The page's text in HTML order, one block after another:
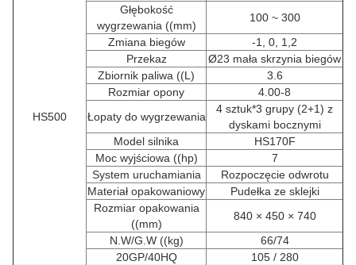
HS500
Głębokość
wygrzewania ((mm)
100 ~ 300
Zmiana biegów
-1, 0, 1,2
Przekaz
Ø23 mała skrzynia biegów
Zbiornik paliwa ((L)
3.6
Rozmiar opony
4.00-8
Łopaty do wygrzewania
4 sztuk*3 grupy (2+1) z
dyskami bocznymi
Model silnika
HS170F
Moc wyjściowa ((hp)
7
System uruchamiania
Rozpoczęcie odwrotu
Materiał opakowaniowy
Pudełka ze sklejki
Rozmiar opakowania
((mm)
840 × 450 × 740
N.W/G.W ((kg)
66/74
20GP/40HQ
105 / 280